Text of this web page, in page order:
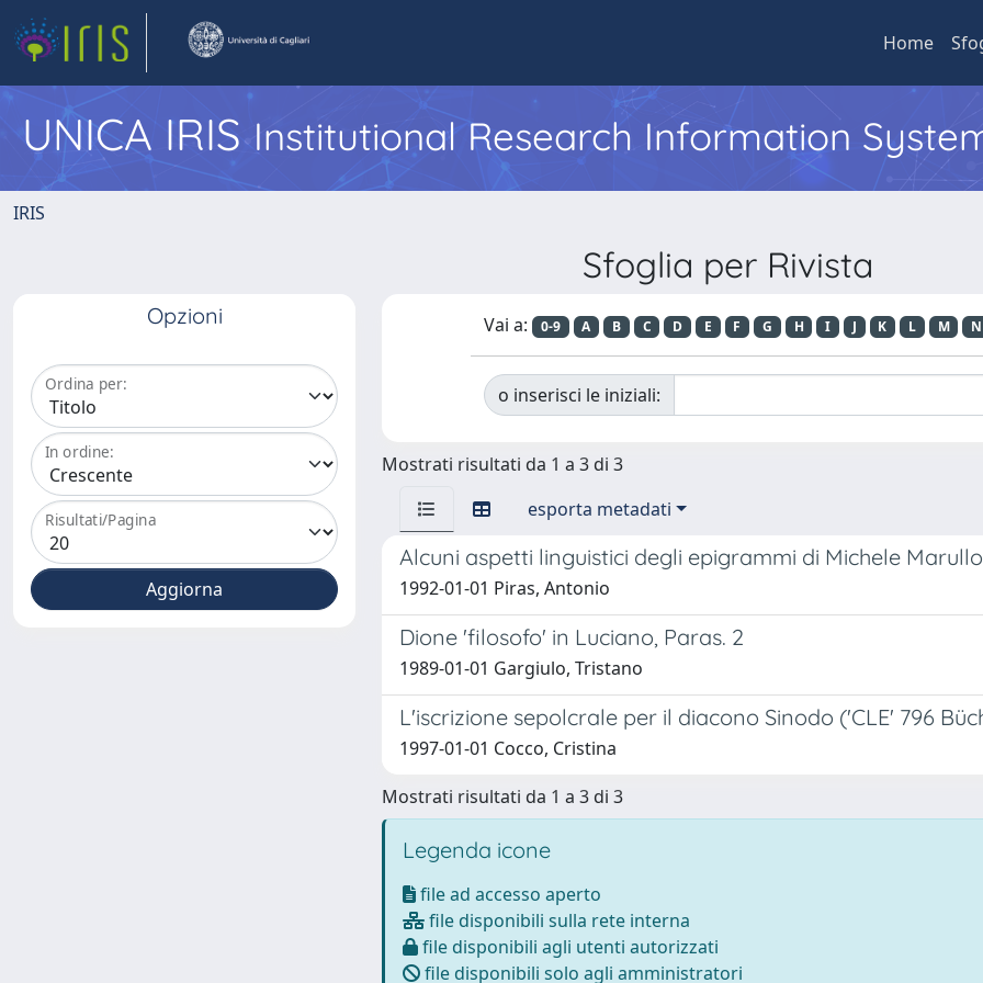
Home
UNICA IRISInstitutional Research Information
IRIS
Sfoglia per Rivista
Opzioni
Ordina per:
In ordine:
Risultati/Pagina
Vai a: 0-9 A B C D E F G H I J K L M N
o inserisci le iniziali:
Mostrati risultati da 1 a 3 di 3
esporta metadati
Alcuni aspetti linguistici degli epigrammi di Michele Marullo
1992-01-01 Piras, Antonio
Dione 'filosofo' in Luciano, Paras. 2
1989-01-01 Gargiulo, Tristano
L'iscrizione sepolcrale per il diacono Sinodo ('CLE' 796
1997-01-01 Cocco, Cristina
Mostrati risultati da 1 a 3 di 3
Legenda icone
file ad accesso aperto
file disponibili sulla rete interna
file disponibili agli utenti autorizzati
file disponibili solo agli amministratori